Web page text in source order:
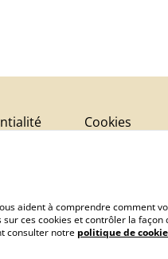
Cookies
aident à comprendre comment
ces cookies et contrôler la façon
consulter notre politique de